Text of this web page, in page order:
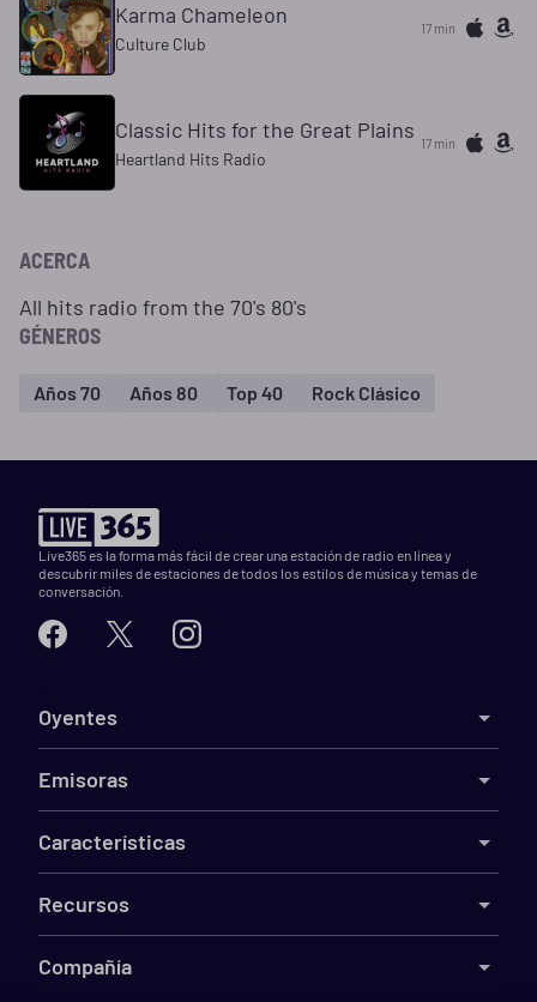
Karma Chameleon
Culture Club
17 min
Classic Hits for the Great Plains
Heartland Hits Radio
17 min
ACERCA
All hits radio from the 70's 80's
GÉNEROS
Años 70 Años 80 Top 40 Rock Clásico
Live365 es la forma más fácil de crear una estación de radio en línea y
descubrir miles de estaciones de todos los estilos de música y temas de
conversación.
Oyentes
Emisoras
Características
Recursos
Compañía